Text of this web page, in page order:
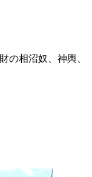
の相沼奴、神輿、